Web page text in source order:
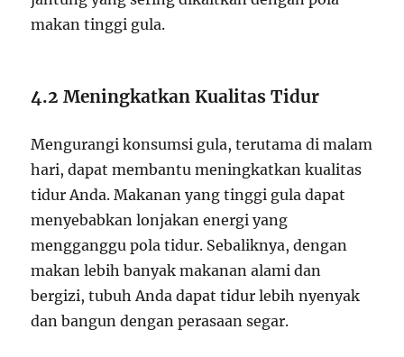
makan tinggi gula.
4.2 Meningkatkan Kualitas Tidur
Mengurangi konsumsi gula, terutama di malam
hari, dapat membantu meningkatkan kualitas
tidur Anda. Makanan yang tinggi gula dapat
menyebabkan lonjakan energi yang
mengganggu pola tidur. Sebaliknya, dengan
makan lebih banyak makanan alami dan
bergizi, tubuh Anda dapat tidur lebih nyenyak
dan bangun dengan perasaan segar.